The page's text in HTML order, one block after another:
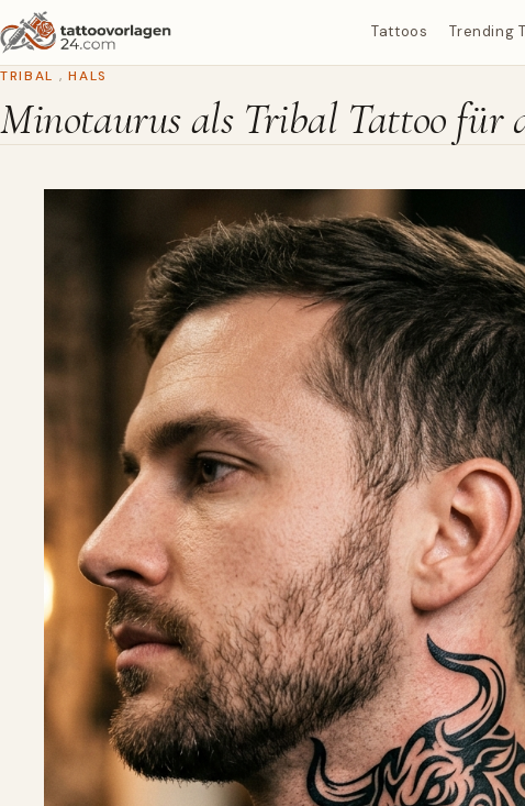
Tattoos Trending
TRIBAL , HALS
Minotaurus als Tribal Tattoo für